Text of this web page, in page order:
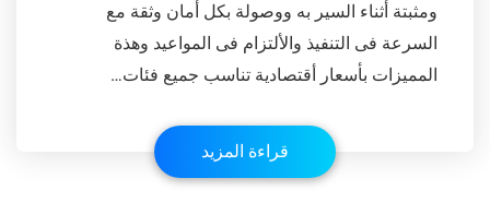
ومثبتة أثناء السير به ووصولة بكل أمان وثقة مع
السرعة فى التنفيذ والألتزام فى المواعيد وهذة
المميزات بأسعار أقتصادية تناسب جميع فئات…
قراءة المزيد